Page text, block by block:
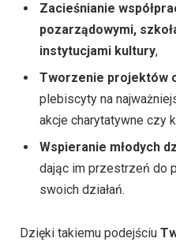
Zacieśnianie
pozarządowymi,
instytucjami kultury,
Tworzenie projektów
plebiscyty na
akcje charytatywne czy
Wspieranie młodych
dając im przestrzeń do
swoich działań.
Dzięki takiemu podejściu